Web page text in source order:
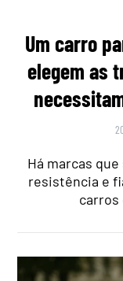
Um carro
elegem as
Há marcas
resistência e
carros